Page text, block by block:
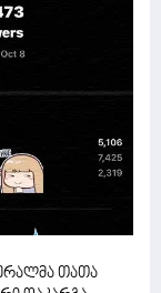
თათა